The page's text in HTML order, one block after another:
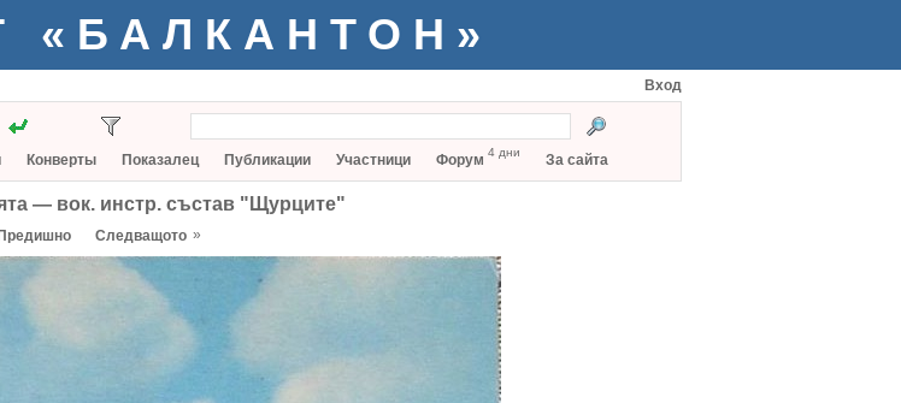
«БАЛКАНТОН»
Вход
Конверты Показалец Публикации Участници Форум 4 дни За сайта
— вок. инстр. състав "Щурците"
Предишно Следващото »